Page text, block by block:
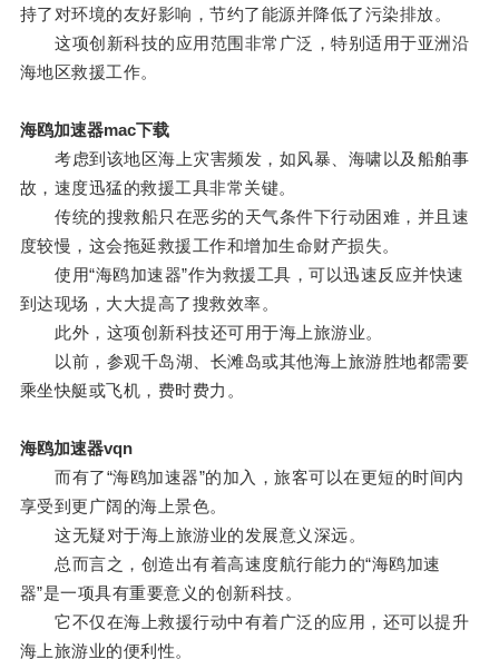
持了对环境的友好影响，节约了能源并降低了污染排放。
这项创新科技的应用范围非常广泛，特别适用于亚洲沿
海地区救援工作。
海鸥加速器mac下载
考虑到该地区海上灾害频发，如风暴、海啸以及船舶事
故，速度迅猛的救援工具非常关键。
传统的搜救船只在恶劣的天气条件下行动困难，并且速
度较慢，这会拖延救援工作和增加生命财产损失。
使用“海鸥加速器”作为救援工具，可以迅速反应并快速
到达现场，大大提高了搜救效率。
此外，这项创新科技还可用于海上旅游业。
以前，参观千岛湖、长滩岛或其他海上旅游胜地都需要
乘坐快艇或飞机，费时费力。
海鸥加速器vqn
而有了“海鸥加速器”的加入，旅客可以在更短的时间内
享受到更广阔的海上景色。
这无疑对于海上旅游业的发展意义深远。
总而言之，创造出有着高速度航行能力的“海鸥加速
器”是一项具有重要意义的创新科技。
它不仅在海上救援行动中有着广泛的应用，还可以提升
海上旅游业的便利性。